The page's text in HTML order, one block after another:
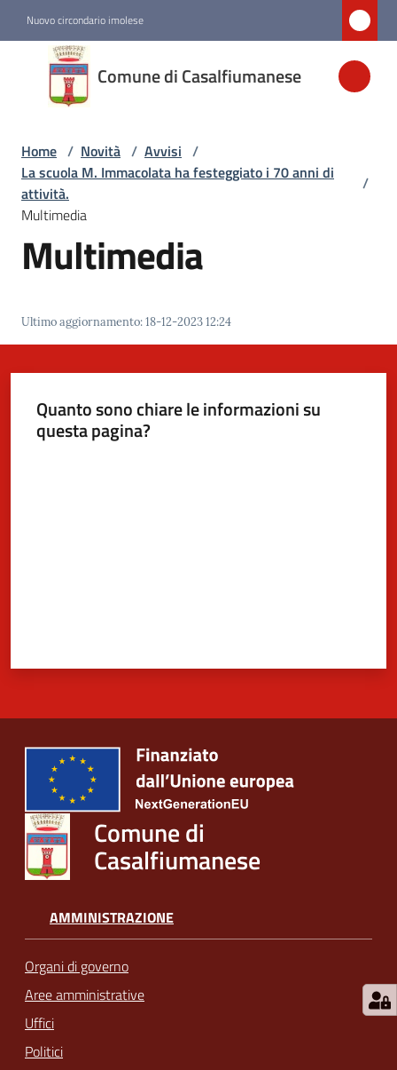
Nuovo circondario imolese
Comune di Casalfiumanese
Comune di
Casalfiumanese
Amministrazione
Novità
Vivere
Casalfiumanese
Home / Novità / Avvisi /
La scuola M. Immacolata ha festeggiato i 70 anni di
attività.
/
Multimedia
Multimedia
Ultimo aggiornamento:18-12-2023 12:24
Quanto sono chiare le informazioni su
questa pagina?
Comune di
Casalfiumanese
AMMINISTRAZIONE
Organi di governo
Aree amministrative
Uffici
Politici